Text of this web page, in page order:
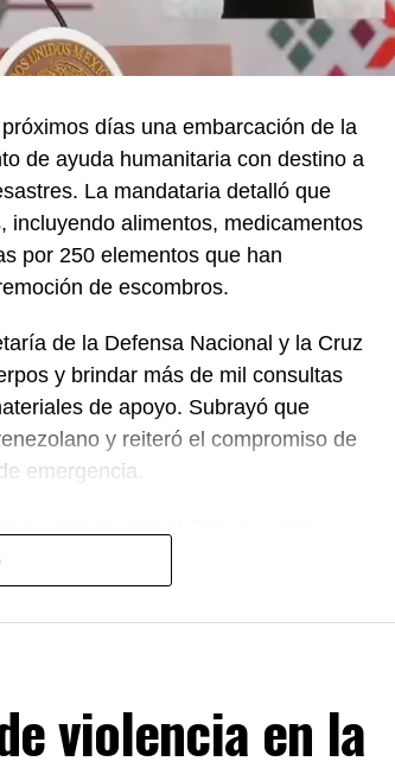
días una embarcación de la
de ayuda humanitaria con destino a
La mandataria detalló que
incluyendo alimentos, medicamentos
por 250 elementos que han
de escombros.
de la Defensa Nacional y la Cruz
y brindar más de mil consultas
de apoyo. Subrayó que
y reiteró el compromiso de
emergencia.
sin cambios y continúa ofreciendo
previstos. Por su parte, la
frente al dólar y reiteró que el
registrados durante
violencia en la